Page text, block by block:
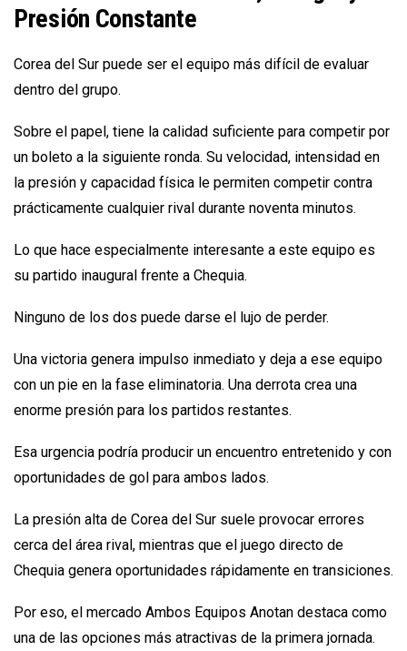
Presión Constante
Corea del Sur puede ser el equipo más difícil de evaluar
dentro del grupo.
Sobre el papel, tiene la calidad suficiente para competir por
un boleto a la siguiente ronda. Su velocidad, intensidad en
la presión y capacidad física le permiten competir contra
prácticamente cualquier rival durante noventa minutos.
Lo que hace especialmente interesante a este equipo es
su partido inaugural frente a Chequia.
Ninguno de los dos puede darse el lujo de perder.
Una victoria genera impulso inmediato y deja a ese equipo
con un pie en la fase eliminatoria. Una derrota crea una
enorme presión para los partidos restantes.
Esa urgencia podría producir un encuentro entretenido y con
oportunidades de gol para ambos lados.
La presión alta de Corea del Sur suele provocar errores
cerca del área rival, mientras que el juego directo de
Chequia genera oportunidades rápidamente en transiciones.
Por eso, el mercado Ambos Equipos Anotan destaca como
una de las opciones más atractivas de la primera jornada.